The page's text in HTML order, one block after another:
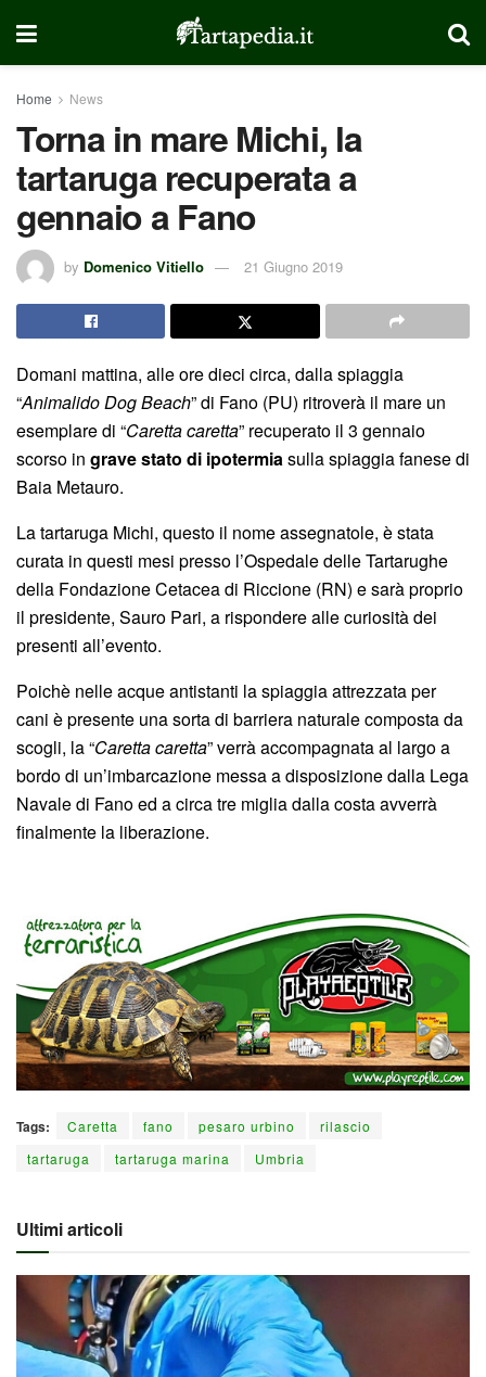
Home News
Torna in mare Michi, la
tartaruga recuperata a
gennaio a Fano
by Domenico Vitiello 21 Giugno 2019
Domani mattina, alle ore dieci circa, dalla spiaggia
“Animalido Dog Beach” di Fano (PU) ritroverà il mare un
esemplare di “Caretta caretta” recuperato il 3 gennaio
scorso in grave stato di ipotermiasulla spiaggia fanese di
Baia Metauro.
La tartaruga Michi, questo il nome assegnatole, è stata
curata in questi mesi presso l’Ospedale delle Tartarughe
della Fondazione Cetacea di Riccione (RN) e sarà proprio
il presidente, Sauro Pari, a rispondere alle curiosità dei
presenti all’evento.
Poichè nelle acque antistanti la spiaggia attrezzata per
cani è presente una sorta di barriera naturale composta da
scogli, la “Caretta caretta” verrà accompagnata al largo a
bordo di un’imbarcazione messa a disposizione dalla Lega
Navale di Fano ed a circa tre miglia dalla costa avverrà
finalmente la liberazione.
Tags: Caretta fano pesaro urbino
rilascio
tartaruga
tartaruga marina Umbria
Ultimi articoli